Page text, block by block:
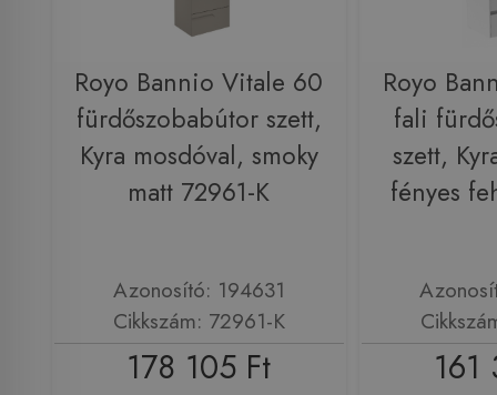
Royo Bannio Vitale 60
fürdőszobabútor szett,
Kyra mosdóval, smoky
matt 72961-K
Azonosító: 194631
Cikkszám: 72961-K
178 105 Ft
Royo
fali
szett,
fényes
161